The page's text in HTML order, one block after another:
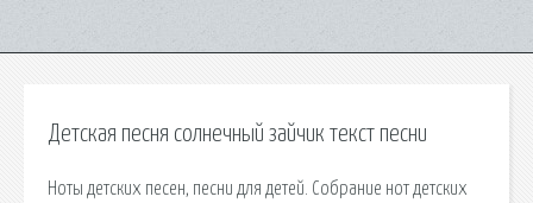
Детская песня солнечный зайчик текст песни
Ноты детских песен, песни для детей. Собрание нот детских